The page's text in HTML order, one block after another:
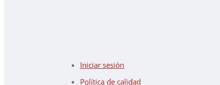
Iniciar sesión
Política de calidad